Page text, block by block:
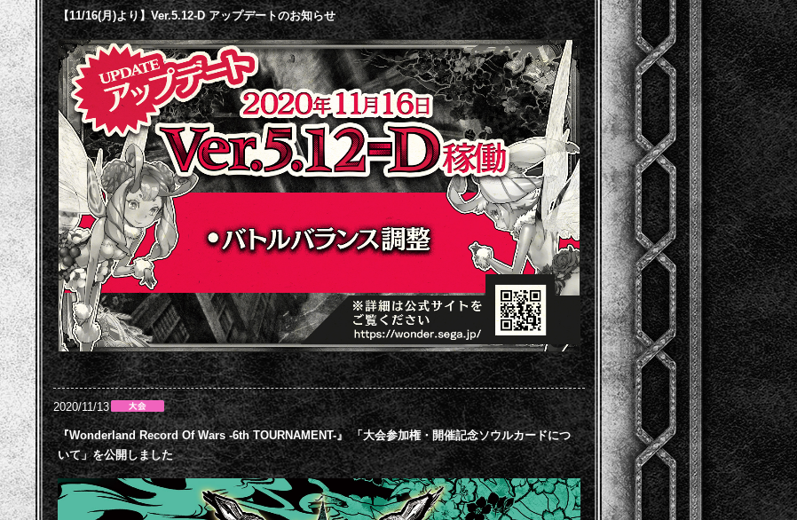
【11/16(月)より】Ver.5.12-D アップデートのお知らせ
2020/11/13
『Wonderland Record Of Wars -6th TOURNAMENT-』 「大会参加権・開催記念ソウルカードにつ
いて」を公開しました